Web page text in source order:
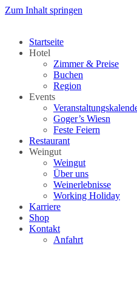
Zum Inhalt springen
Startseite
Hotel
Zimmer & Preise
Buchen
Region
Events
Goger’s Wiesn
Feste Feiern
Restaurant
Weingut
Weingut
Über uns
Weinerlebnisse
Working Holiday
Karriere
Shop
Kontakt
Anfahrt